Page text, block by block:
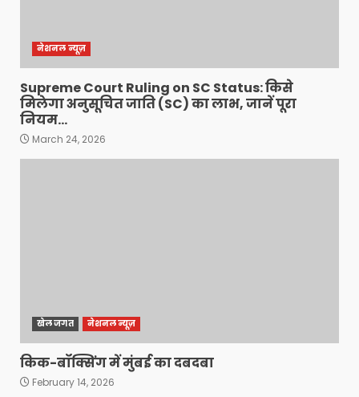
नेशनल न्यूज़
Supreme Court Ruling on SC Status: किसे
मिलेगा अनुसूचित जाति (SC) का लाभ, जानें पूरा
नियम…
March 24, 2026
खेल जगत नेशनल न्यूज़
किक-बॉक्सिंग में मुंबई का दबदबा
February 14, 2026